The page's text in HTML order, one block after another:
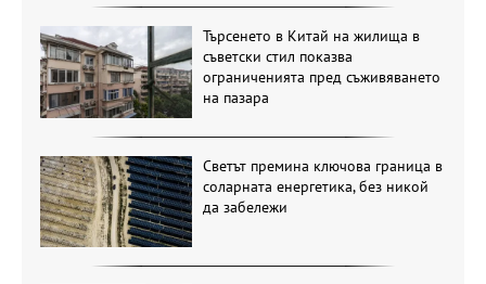
Търсенето в Китай на жилища в
съветски стил показва
ограниченията пред съживяването
на пазара
Светът премина ключова граница в
соларната енергетика, без никой
да забележи